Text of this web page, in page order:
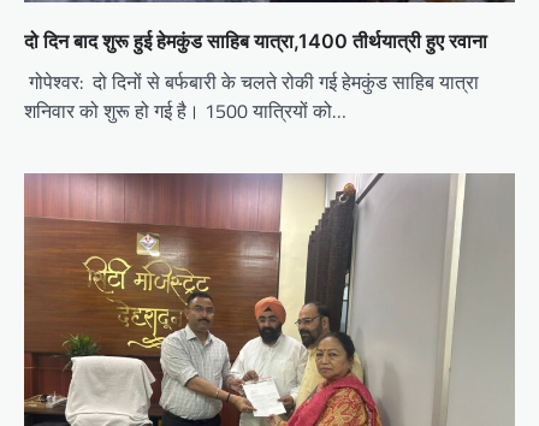
दो दिन बाद शुरू हुई हेमकुंड साहिब यात्रा,1400 तीर्थयात्री हुए रवाना
गोपेश्वर: दो दिनों से बर्फबारी के चलते रोकी गई हेमकुंड साहिब यात्रा
शनिवार को शुरू हो गई है। 1500 यात्रियों को…